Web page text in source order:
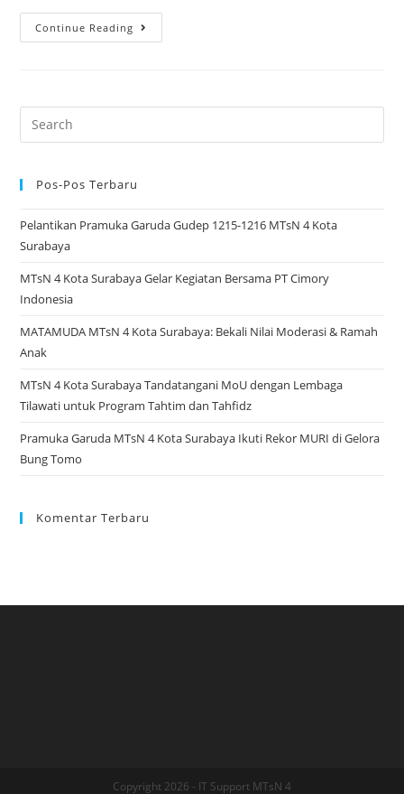
Continue Reading
dan
4
Penuh
Search
for:
Pos-Pos Terbaru
Pelantikan Pramuka Garuda Gudep 1215-1216 MTsN 4 Kota
Surabaya
MTsN 4 Kota Surabaya Gelar Kegiatan Bersama PT Cimory
Indonesia
MATAMUDA MTsN 4 Kota Surabaya: Bekali Nilai Moderasi & Ramah
Anak
MTsN 4 Kota Surabaya Tandatangani MoU dengan Lembaga
Tilawati untuk Program Tahtim dan Tahfidz
Pramuka Garuda MTsN 4 Kota Surabaya Ikuti Rekor MURI di Gelora
Bung Tomo
Komentar Terbaru
Copyright 2026 - IT Support MTsN 4